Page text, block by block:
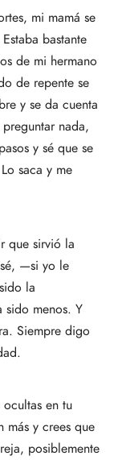
mi mamá se
bastante
de mi hermano
de repente se
y se da cuenta
nada,
y sé que se
saca y me
que sirvió la
—si yo le
la
sido menos. Y
Siempre digo
en tu
más y crees que
posiblemente